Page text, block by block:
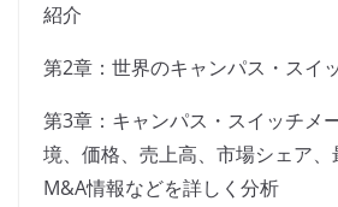
紹介
第2章：世界のキャンパス・スイ
第3章：キャンパス・スイッチメ
境、価格、売上高、市場シェア、
M&A情報などを詳しく分析